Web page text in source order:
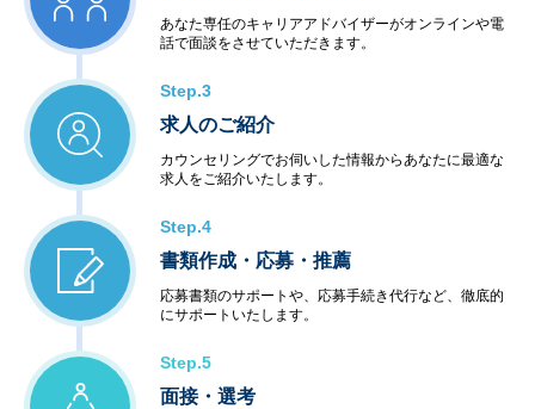
あなた専任のキャリアアドバイザーがオンラインや電
話で面談をさせていただきます。
Step.3
求人のご紹介
カウンセリングでお伺いした情報からあなたに最適な
求人をご紹介いたします。
Step.4
書類作成・応募・推薦
応募書類のサポートや、応募手続き代行など、徹底的
にサポートいたします。
Step.5
面接・選考